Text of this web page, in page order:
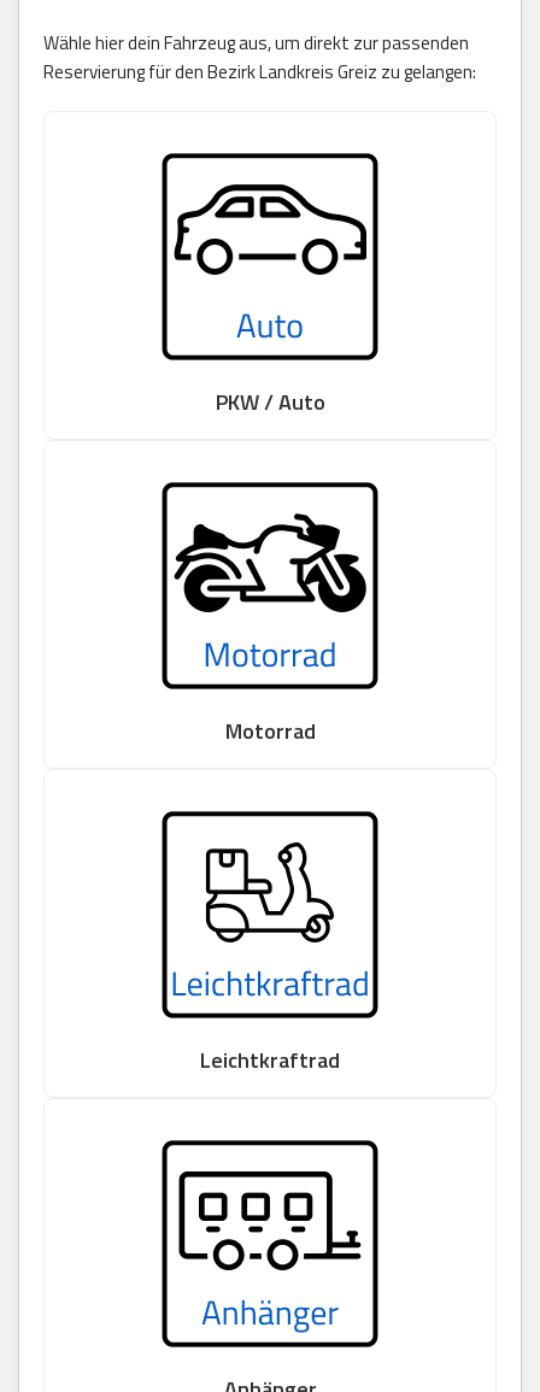
Wähle hier dein Fahrzeug aus, um direkt zur passenden
Reservierung für den Bezirk Landkreis Greiz zu gelangen:
PKW / Auto
Motorrad
Leichtkraftrad